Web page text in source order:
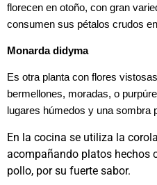
florecen en otoño, con gran
consumen sus pétalos crudos
Monarda didyma
Es otra planta con flores
bermellones, moradas, o
lugares húmedos y una sombra
En la cocina se utiliza la
acompañando platos hechos
pollo, por su fuerte sabor.